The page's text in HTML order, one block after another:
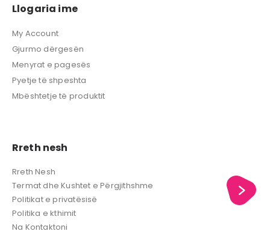
Llogaria ime
My Account
Gjurmo dërgesën
Menyrat e pagesës
Pyetje të shpeshta
Mbështetje të produktit
Rreth nesh
Rreth Nesh
Termat dhe Kushtet e Përgjithshme
Politikat e privatësisë
Politika e kthimit
Na Kontaktoni